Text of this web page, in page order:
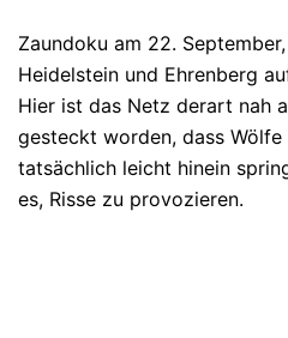
Zaundoku am 22.
Heidelstein und Ehrenberg
Hier ist das Netz derart nah
gesteckt worden, dass
tatsächlich leicht hinein
es, Risse zu provozieren.